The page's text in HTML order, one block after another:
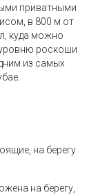
приватными
в 800 м от
куда можно
роскоши
из самых
на берегу
на берегу,